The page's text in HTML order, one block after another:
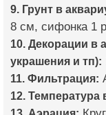
9. Грунт в
8 см, сифонка 1
10. Декорации в
украшения и тп):
11. Фильтрация:
12. Температура